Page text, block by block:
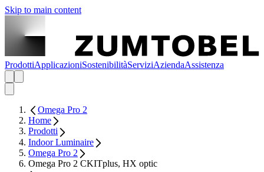
Skip to main content
ProdottiApplicazioniSostenibilitàServiziAziendaAssistenza
Omega Pro 2
Home
Prodotti
Indoor Luminaire
Omega Pro 2
Omega Pro 2 CKITplus, HX optic